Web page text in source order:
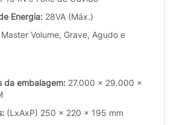
Energia: 28VA (Máx.)
Master Volume, Grave, Agudo e
da embalagem: 27.000 x 29.000 x
(LxAxP) 250 x 220 x 195 mm